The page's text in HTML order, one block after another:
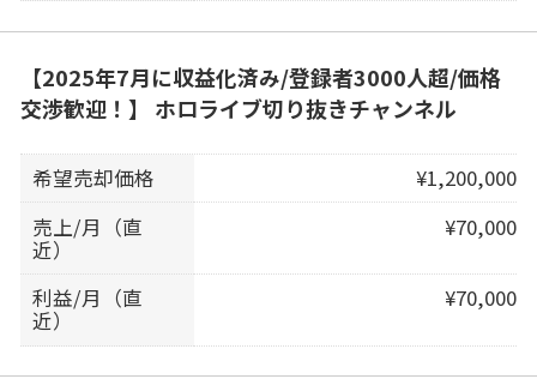
【2025年7月に収益化済み/登録者3000人超/価格
交渉歓迎！】 ホロライブ切り抜きチャンネル
希望売却価格
¥1,200,000
売上/月（直
近）
¥70,000
利益/月（直
近）
¥70,000